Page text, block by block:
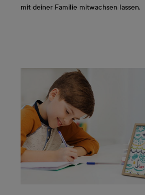
mit deiner Familie mitwachsen lassen.